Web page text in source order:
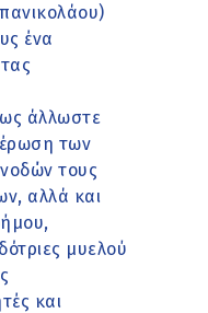
ένα
άλλωστε
των
τους
αλλά και
μυελού
και